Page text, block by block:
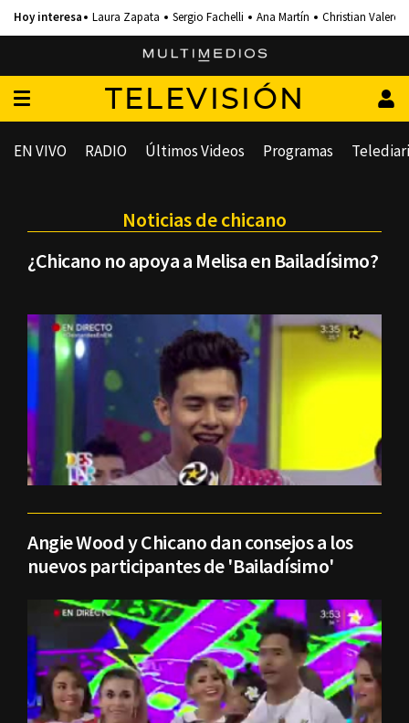
Laura Zapata Sergio Fachelli Ana Martín Christian Valero
TELEVISIÓN
EN VIVO RADIO Últimos Videos Programas
Noticias de chicano
¿Chicano no apoya a Melisa en Bailadísimo?
Angie Wood y Chicano dan consejos a los
nuevos participantes de 'Bailadísimo'